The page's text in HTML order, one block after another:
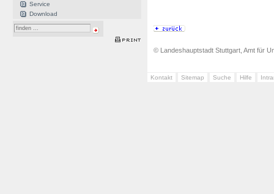
Service
Download
© Landeshauptstadt Stuttgart, Amt für
Kontakt Sitemap Suche Hilfe